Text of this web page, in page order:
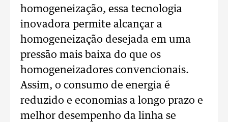
homogeneização, essa tecnologia
inovadora permite alcançar a
homogeneização desejada em uma
pressão mais baixa do que os
homogeneizadores convencionais.
Assim, o consumo de energia é
reduzido e economias a longo prazo e
melhor desempenho da linha se